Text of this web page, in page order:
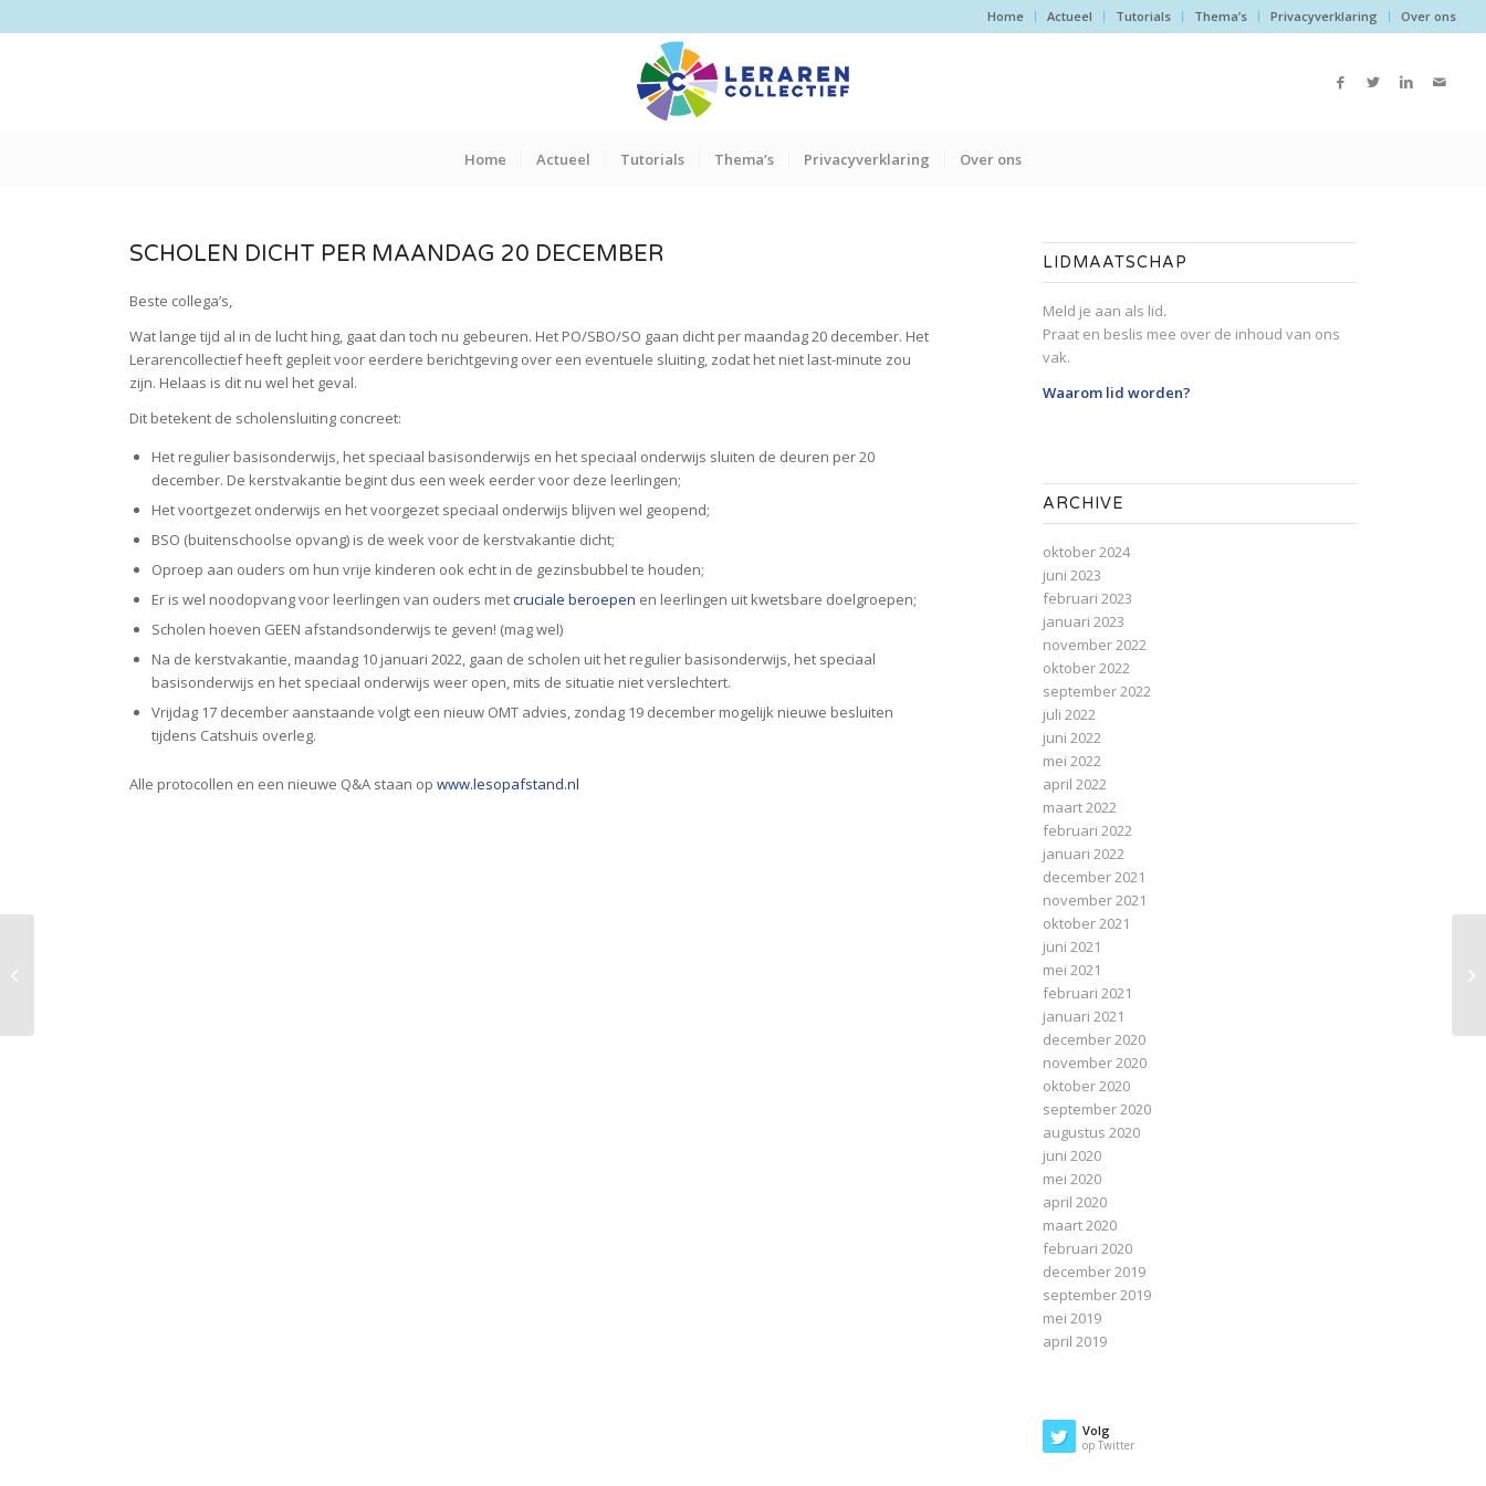
Home Actueel Tutorials Thema’s Privacyverklaring Over ons
Home Actueel Tutorials Thema’s Privacyverklaring Over ons
SCHOLEN DICHT PER MAANDAG 20 DECEMBER
Beste collega’s,
Wat lange tijd al in de lucht hing, gaat dan toch nu gebeuren. Het PO/SBO/SO gaan dicht per maandag 20 december. Het
Lerarencollectief heeft gepleit voor eerdere berichtgeving over een eventuele sluiting, zodat het niet last-minute zou
zijn. Helaas is dit nu wel het geval.
Dit betekent de scholensluiting concreet:
Het regulier basisonderwijs, het speciaal basisonderwijs en het speciaal onderwijs sluiten de deuren per 20
december. De kerstvakantie begint dus een week eerder voor deze leerlingen;
Het voortgezet onderwijs en het voorgezet speciaal onderwijs blijven wel geopend;
BSO (buitenschoolse opvang) is de week voor de kerstvakantie dicht;
Oproep aan ouders om hun vrije kinderen ook echt in de gezinsbubbel te houden;
Er is wel noodopvang voor leerlingen van ouders metcruciale beroepen en leerlingen uit kwetsbare doelgroepen;
Scholen hoeven GEEN afstandsonderwijs te geven! (mag wel)
Na de kerstvakantie, maandag 10 januari 2022, gaan de scholen uit het regulier basisonderwijs, het speciaal
basisonderwijs en het speciaal onderwijs weer open, mits de situatie niet verslechtert.
Vrijdag 17 december aanstaande volgt een nieuw OMT advies, zondag 19 december mogelijk nieuwe besluiten
tijdens Catshuis overleg.
Alle protocollen en een nieuwe Q&A staan opwww.lesopafstand.nl
LIDMAATSCHAP
Meld je aan als lid.
Praat en beslis mee over de inhoud van ons
vak.
Waarom lid worden?
ARCHIVE
oktober 2024
juni 2023
februari 2023
januari 2023
november 2022
oktober 2022
september 2022
juli 2022
juni 2022
mei 2022
april 2022
maart 2022
februari 2022
januari 2022
december 2021
november 2021
oktober 2021
juni 2021
mei 2021
februari 2021
januari 2021
december 2020
november 2020
oktober 2020
september 2020
augustus 2020
juni 2020
mei 2020
april 2020
maart 2020
februari 2020
december 2019
september 2019
mei 2019
april 2019
Volg
op Twitter